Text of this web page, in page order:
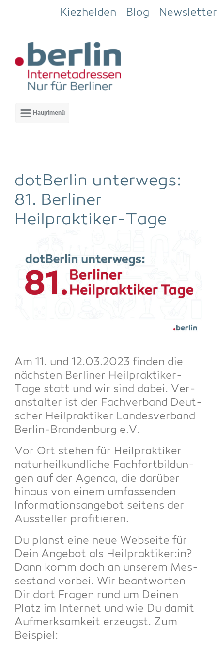
Zum Hauptinhalt springen
Kiezhelden Blog Newsletter
dot­Ber­lin unter­wegs:
81. Ber­li­ner
Heilpraktiker-Tage
Am 11. und 12.03.2023 fin­den die
nächs­ten Ber­li­ner Heil­prak­ti­ker-
Tage statt und wir sind dabei. Ver­
an­stal­ter ist der Fach­ver­band Deut­
scher Heil­prak­ti­ker Lan­des­ver­band
Ber­lin-Bran­den­burg e.V.
Vor Ort ste­hen für Heil­prak­ti­ker
natur­heil­kund­li­che Fach­fort­bil­dun­
gen auf der Agen­da, die dar­über
hin­aus von einem umfas­sen­den
Infor­ma­ti­ons­an­ge­bot sei­tens der
Aus­stel­ler profitieren.
Du planst eine neue Web­sei­te für
Dein Ange­bot als Heilpraktiker:in?
Dann komm doch an unse­rem Mes­
se­stand vor­bei. Wir beant­wor­ten
Dir dort Fra­gen rund um Dei­nen
Platz im Inter­net und wie Du damit
Auf­merk­sam­keit erzeugst. Zum
Beispiel: